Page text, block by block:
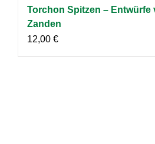
Torchon Spitzen – Entwürfe
Zanden
12,00 €